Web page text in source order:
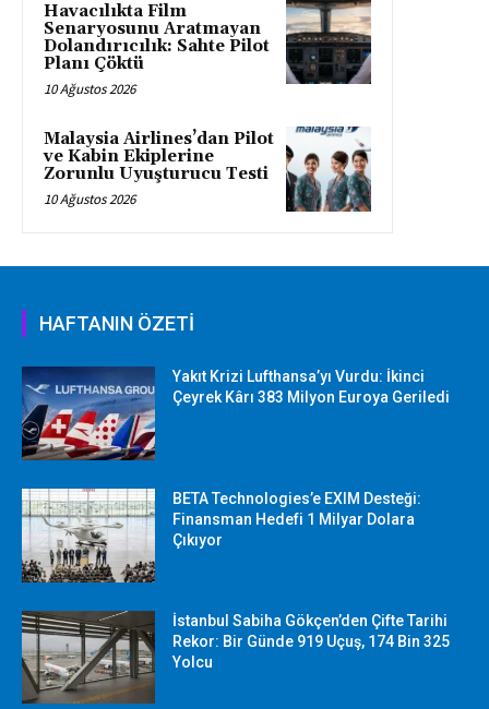
Havacılıkta Film
Senaryosunu Aratmayan
Dolandırıcılık: Sahte Pilot
Planı Çöktü
10 Ağustos 2026
Malaysia Airlines’dan Pilot
ve Kabin Ekiplerine
Zorunlu Uyuşturucu Testi
10 Ağustos 2026
HAFTANIN ÖZETİ
Yakıt Krizi Lufthansa’yı Vurdu: İkinci
Çeyrek Kârı 383 Milyon Euroya Geriledi
BETA Technologies’e EXIM Desteği:
Finansman Hedefi 1 Milyar Dolara
Çıkıyor
İstanbul Sabiha Gökçen’den Çifte Tarihi
Rekor: Bir Günde 919 Uçuş, 174 Bin 325
Yolcu